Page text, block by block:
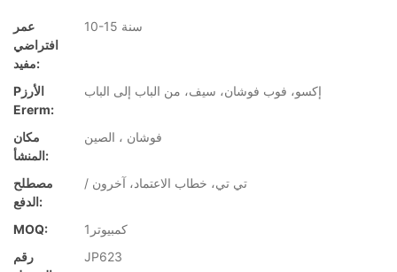
عمر
افتراضي
مفيد:
10-15 سنة
Pالأرز
Ererm:
إكسو، فوب فوشان، سيف، من الباب إلى الباب
مكان
المنشأ:
فوشان ، الصين
مصطلح
الدفع:
/ تي تي، خطاب الاعتماد، آخرون
MOQ:
كمبيوتر1
رقم
JP623